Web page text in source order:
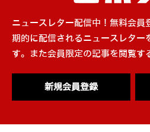
ニュースレター配信中！無料会員
期的に配信されるニュースレター
す。また会員限定の記事を閲覧す
新規会員登録